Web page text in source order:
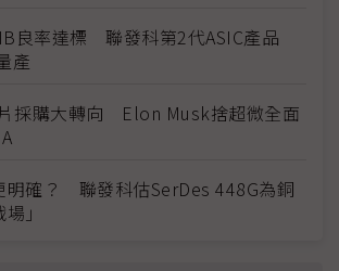
良率達標 聯發科第2代ASIC產品
產
採購大轉向 Elon Musk捨超微全面
明確？ 聯發科估SerDes 448G為銅
」